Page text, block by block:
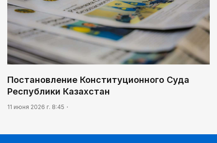
Постановление Конституционного Суда
Республики Казахстан
11 июня 2026 г. 8:45